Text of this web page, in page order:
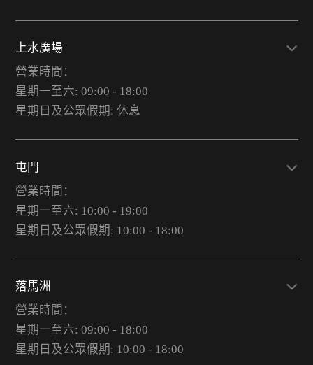
上水廣場
營業時間：
星期一至六: 09:00 - 18:00
星期日及公眾假期: 休息
屯門
營業時間：
星期一至六: 10:00 - 19:00
星期日及公眾假期: 10:00 - 18:00
落馬洲
營業時間：
星期一至六: 09:00 - 18:00
星期日及公眾假期: 10:00 - 18:00